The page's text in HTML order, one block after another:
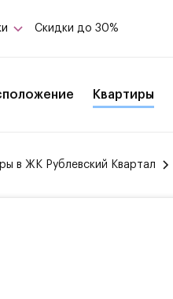
Скидки до 30%
Квартиры
в ЖК Рублевский Квартал